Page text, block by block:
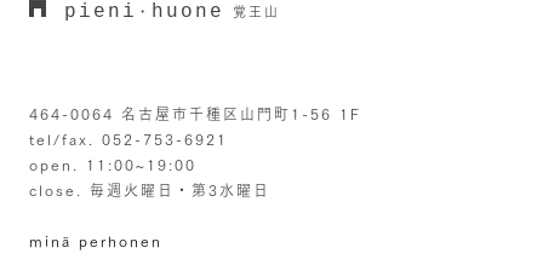
pieni ・ huone 覚王山
464-0064 名古屋市千種区山門町1-56 1F
tel/fax. 052-753-6921
open. 11:00~19:00
close. 毎週火曜日・第3水曜日
minä perhonen